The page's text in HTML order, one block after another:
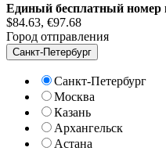
Единый бесплатный номер
$84.63, €97.68
Город отправления
Санкт-Петербург
Санкт-Петербург
Москва
Казань
Архангельск
Астана